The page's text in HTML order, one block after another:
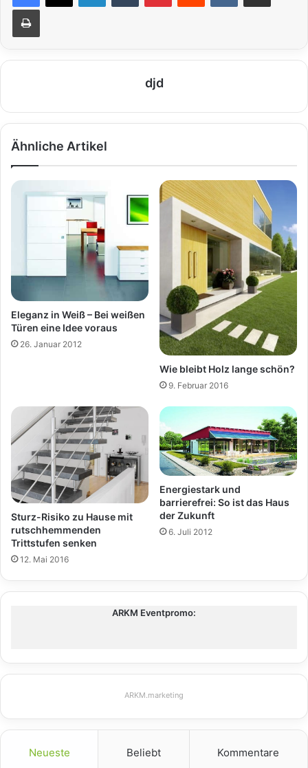
djd
Ähnliche Artikel
Eleganz in Weiß – Bei weißen
Türen eine Idee voraus
26. Januar 2012
Wie bleibt Holz lange schön?
9. Februar 2016
Sturz-Risiko zu Hause mit
rutschhemmenden
Trittstufen senken
12. Mai 2016
Energiestark und
barrierefrei: So ist das Haus
der Zukunft
6. Juli 2012
ARKM Eventpromo:
ARKM.marketing
Neueste Beliebt Kommentare